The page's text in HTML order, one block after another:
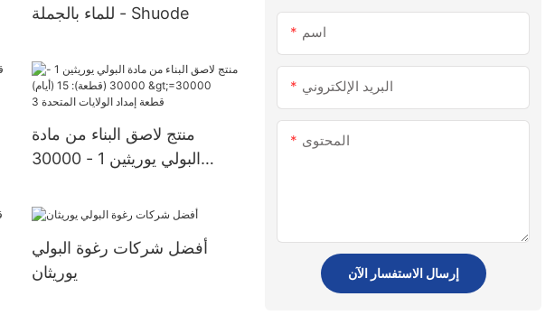
للماء بالجملة - Shuode
منتج لاصق البناء من مادة
البولي يوريثين 1 - 30000
قطعة إمداد الولايات المتحدة 3
أفضل شركات رغوة البولي
يوريثان
اسم
البريد الإلكتروني
المحتوى
إرسال الاستفسار الآن